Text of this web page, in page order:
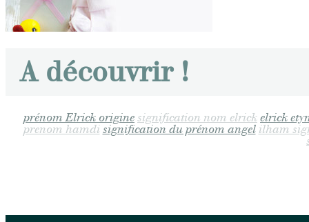
A découvrir !
prénom Elrick origine signification nom elrick elrick
prenom hamdi signification du prénom angel ilham